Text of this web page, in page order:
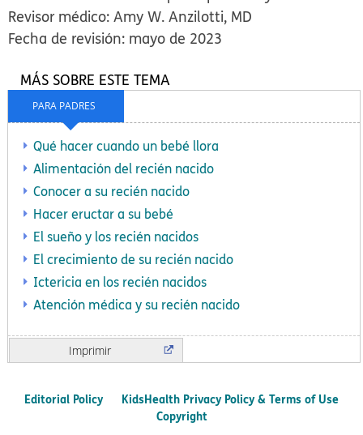
Revisor médico: Amy W. Anzilotti, MD
Fecha de revisión: mayo de 2023
PARA PADRES
MÁS SOBRE ESTE TEMA
Qué hacer cuando un bebé llora
Alimentación del recién nacido
Conocer a su recién nacido
Hacer eructar a su bebé
El sueño y los recién nacidos
El crecimiento de su recién nacido
Ictericia en los recién nacidos
Atención médica y su recién nacido
Imprimir
Editorial Policy
KidsHealth Privacy Policy & Terms of Use
Copyright